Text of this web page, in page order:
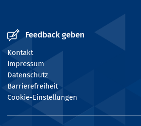
Feedback geben
Kontakt
Impressum
Datenschutz
Barrierefreiheit
Cookie-Einstellungen